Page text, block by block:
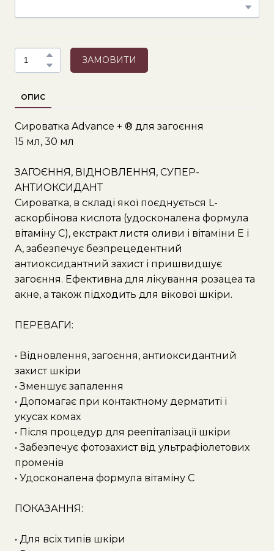
ЗАМОВИТИ
ОПИС
Сироватка Advance + ® для загоєння
15 мл, 30 мл
ЗАГОЄННЯ, ВІДНОВЛЕННЯ, СУПЕР-
АНТИОКСИДАНТ
Сироватка, в складі якої поєднується L-
аскорбінова кислота (удосконалена формула
вітаміну С), екстракт листя оливи і вітаміни Е і
А, забезпечує безпрецедентний
антиоксидантний захист і пришвидшує
загоєння. Ефективна для лікування розацеа та
акне, а також підходить для вікової шкіри.
ПЕРЕВАГИ:
• Відновлення, загоєння, антиоксидантний
захист шкіри
• Зменшує запалення
• Допомагає при контактному дерматиті і
укусах комах
• Після процедур для реепіталізації шкіри
• Забезпечує фотозахист від ультрафіолетових
променів
• Удосконалена формула вітаміну С
ПОКАЗАННЯ:
• Для всіх типів шкіри